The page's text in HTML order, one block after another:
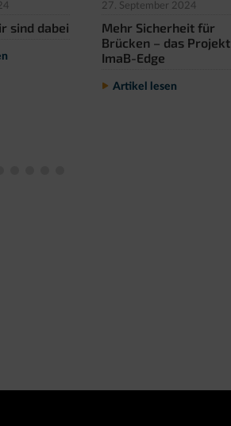
sind dabei
27. September 2024
Mehr Sicherheit für
Brücken – das Projekt
ImaB-Edge
Artikel lesen